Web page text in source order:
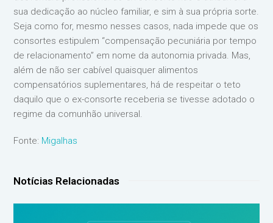
sua dedicação ao núcleo familiar, e sim à sua própria sorte.
Seja como for, mesmo nesses casos, nada impede que os
consortes estipulem “compensação pecuniária por tempo
de relacionamento” em nome da autonomia privada. Mas,
além de não ser cabível quaisquer alimentos
compensatórios suplementares, há de respeitar o teto
daquilo que o ex-consorte receberia se tivesse adotado o
regime da comunhão universal.
Fonte: Migalhas
Notícias Relacionadas